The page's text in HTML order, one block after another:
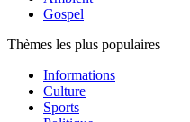
Gospel
Thèmes les plus populaires
Informations
Culture
Sports